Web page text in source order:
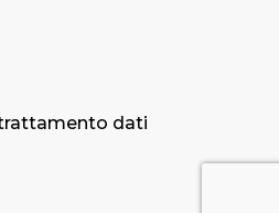
trattamento dati